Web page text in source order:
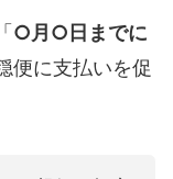
○月○日までに
便に支払いを促